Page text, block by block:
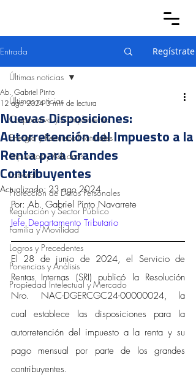
Entrada Regístrate
Últimas noticias
Corporativo y Cumplimiento
Energía y Recursos Naturales
Impuestos y Aduanas
Laboral
Protección de Datos Personales
Regulación y Sector Público
Familia y Movilidad
Logros y Precedentes
Ponencias y Análisis
Propiedad Intelectual y Mercado
Últimas noticias
Nuevas Disposiciones:
Autorretención del Impuesto a la
Renta para Grandes
Contribuyentes
Ab. Gabriel Pinto
12 ago 2024 3 min de lectura
Actualizado: 23 ago 2024
Por: Ab. Gabriel Pinto Navarrete
Jefe Departamento Tributario
El 28 de junio de 2024, el Servicio de
Rentas Internas (SRI) publicó la Resolución
Nro. NAC-DGERCGC24-00000024, la
cual establece las disposiciones para la
autorretención del impuesto a la renta y su
pago mensual por parte de los grandes
contribuyentes.